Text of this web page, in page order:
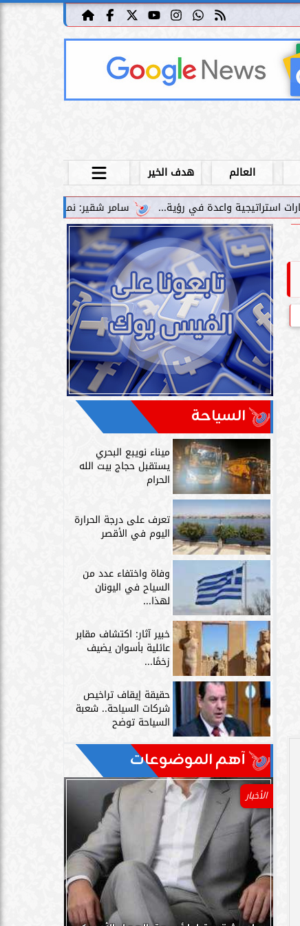
العالم
هدف الخير
سامر شقير: نمو صناديق الاستثمار الخاصة دليل
السياحة
ميناء نويبع البحري
يستقبل حجاج بيت الله
الحرام
تعرف على درجة الحرارة
اليوم في الأقصر
وفاة واختفاء عدد من
السياح في اليونان
لهذا...
خبير آثار: اكتشاف مقابر
عائلية بأسوان يضيف
زخمًا...
حقيقة إيقاف تراخيص
شركات السياحة.. شعبة
السياحة توضح
آهم الموضوعات
الأخبار